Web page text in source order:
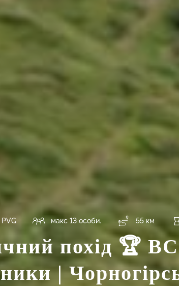
PVG макс 13 особи. 55 км
похід 🏆
|